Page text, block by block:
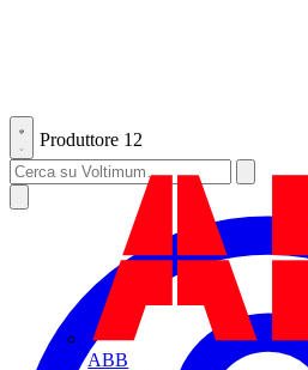
Produttore 12
ABB